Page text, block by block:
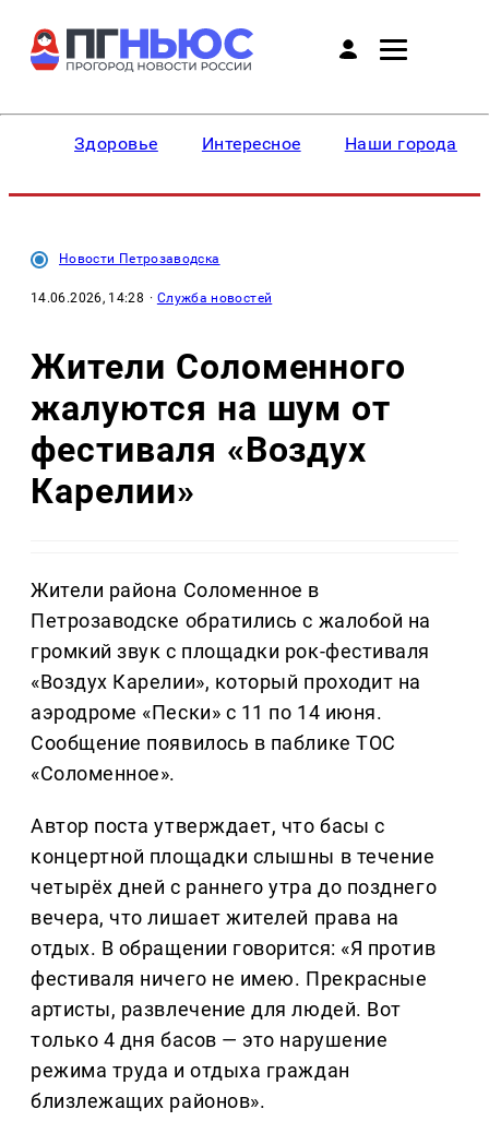
Здоровье Интересное Наши города
Новости Петрозаводска
14.06.2026, 14:28 · Служба новостей
Жители Соломенного
жалуются на шум от
фестиваля «Воздух
Карелии»
Жители района Соломенное в
Петрозаводске обратились с жалобой на
громкий звук с площадки рок-фестиваля
«Воздух Карелии», который проходит на
аэродроме «Пески» с 11 по 14 июня.
Сообщение появилось в паблике ТОС
«Соломенное».
Автор поста утверждает, что басы с
концертной площадки слышны в течение
четырёх дней с раннего утра до позднего
вечера, что лишает жителей права на
отдых. В обращении говорится: «Я против
фестиваля ничего не имею. Прекрасные
артисты, развлечение для людей. Вот
только 4 дня басов — это нарушение
режима труда и отдыха граждан
близлежащих районов».